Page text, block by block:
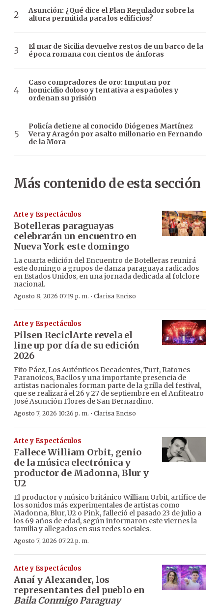
Asunción: ¿Qué dice el Plan Regulador sobre la
altura permitida para los edificios?
El mar de Sicilia devuelve restos de un barco de la
época romana con cientos de ánforas
Caso compradores de oro: Imputan por
homicidio doloso y tentativa a españoles y
ordenan su prisión
Policía detiene al conocido Diógenes Martínez
Vera y Aragón por asalto millonario en Fernando
de la Mora
Más contenido de esta sección
Arte y Espectáculos
Botelleras paraguayas
celebrarán un encuentro en
Nueva York este domingo
La cuarta edición del Encuentro de Botelleras reunirá
este domingo a grupos de danza paraguaya radicados
en Estados Unidos, en una jornada dedicada al folclore
nacional.
Agosto 8, 2026 07:19 p. m. · Clarisa Enciso
Arte y Espectáculos
Pilsen ReciclArte revela el
line up por día de su edición
2026
Fito Páez, Los Auténticos Decadentes, Turf, Ratones
Paranoicos, Bacilos y una importante presencia de
artistas nacionales forman parte de la grilla del festival,
que se realizará el 26 y 27 de septiembre en el Anfiteatro
José Asunción Flores de San Bernardino.
Agosto 7, 2026 10:26 p. m. · Clarisa Enciso
Arte y Espectáculos
Fallece William Orbit, genio
de la música electrónica y
productor de Madonna, Blur y
U2
El productor y músico británico William Orbit, artífice de
los sonidos más experimentales de artistas como
Madonna, Blur, U2 o Pink, falleció el pasado 23 de julio a
los 69 años de edad, según informaron este viernes la
familia y allegados en sus redes sociales.
Agosto 7, 2026 07:22 p. m.
Arte y Espectáculos
Anaí y Alexander, los
representantes del pueblo en
Baila Conmigo Paraguay